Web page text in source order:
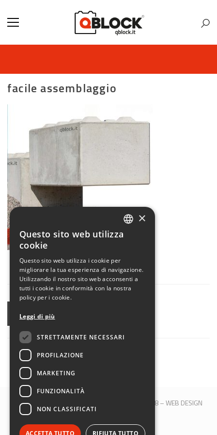
facile assemblaggio
CONDIVIDI
© 2017 QBLOCK® | Bologna | P.IVA 00509121208 –WEB DESIGN
SEGUICI SU:
×
Questo sito web utilizza
cookie
Questo sito web utilizza i cookie per
migliorare la tua esperienza di navigazione.
Utilizzando il nostro sito web acconsenti a
tutti i cookie in conformità con la nostra
policy per i cookie.
Leggi di più
STRETTAMENTE NECESSARI
PROFILAZIONE
MARKETING
FUNZIONALITÀ
NON CLASSIFICATI
ACCETTA TUTTO RIFIUTA TUTTO